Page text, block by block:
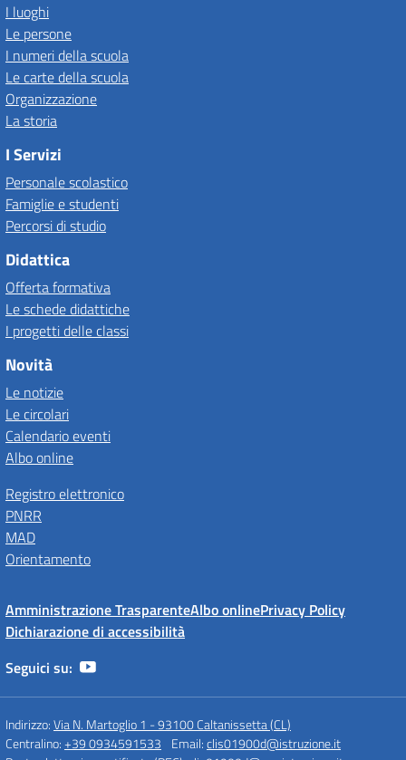
I luoghi
Le persone
I numeri della scuola
Le carte della scuola
Organizzazione
La storia
I Servizi
Personale scolastico
Famiglie e studenti
Percorsi di studio
Didattica
Offerta formativa
Le schede didattiche
I progetti delle classi
Novità
Le notizie
Le circolari
Calendario eventi
Albo online
Registro elettronico
PNRR
MAD
Orientamento
Amministrazione TrasparenteAlbo onlinePrivacy Policy
Dichiarazione di accessibilità
Seguici su:
Indirizzo:Via N. Martoglio 1 - 93100 Caltanissetta (CL)
Centralino:+39 0934591533 Email:clis01900d@istruzione.it